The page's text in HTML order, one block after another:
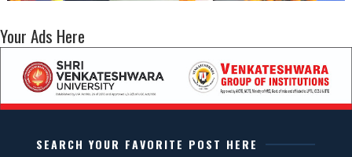
Your Ads Here
SEARCH YOUR FAVORITE POST HERE